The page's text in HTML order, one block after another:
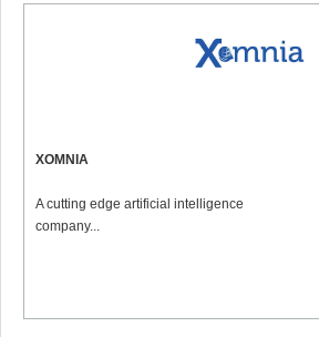
XOMNIA
A cutting edge artificial intelligence
company...